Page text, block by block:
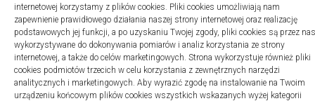
internetowej korzystamy z plików cookies. Pliki cookies umożliwiają nam
zapewnienie prawidłowego działania naszej strony internetowej oraz realizację
podstawowych jej funkcji, a po uzyskaniu Twojej zgody, pliki cookies są przez nas
wykorzystywane do dokonywania pomiarów i analiz korzystania ze strony
internetowej, a także do celów marketingowych. Strona wykorzystuje również pliki
cookies podmiotów trzecich w celu korzystania z zewnętrznych narzędzi
analitycznych i marketingowych. Aby wyrazić zgodę na instalowanie na Twoim
urządzeniu końcowym plików cookies wszystkich wskazanych wyżej kategorii